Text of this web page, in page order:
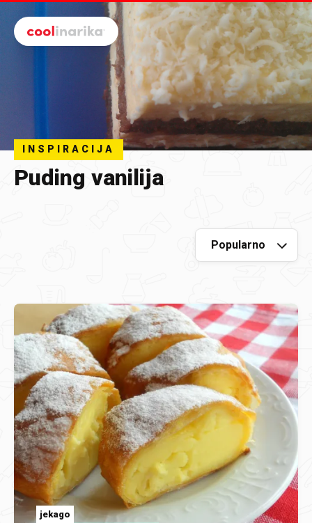
Preskoči na glavni sadržaj
INSPIRACIJA
Puding vanilija
jekago